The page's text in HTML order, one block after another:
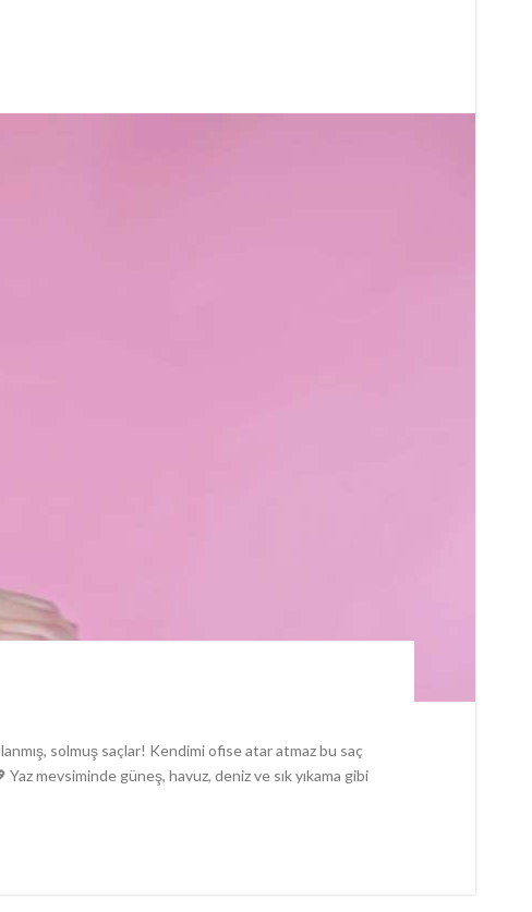
solmuş saçlar! Kendimi ofise atar atmaz bu saç
mevsiminde güneş, havuz, deniz ve sık yıkama gibi